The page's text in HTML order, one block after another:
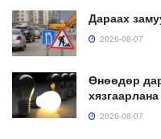
Дараах
2026-08-07
Өнөөдөр
хязгаарлана
2026-08-07